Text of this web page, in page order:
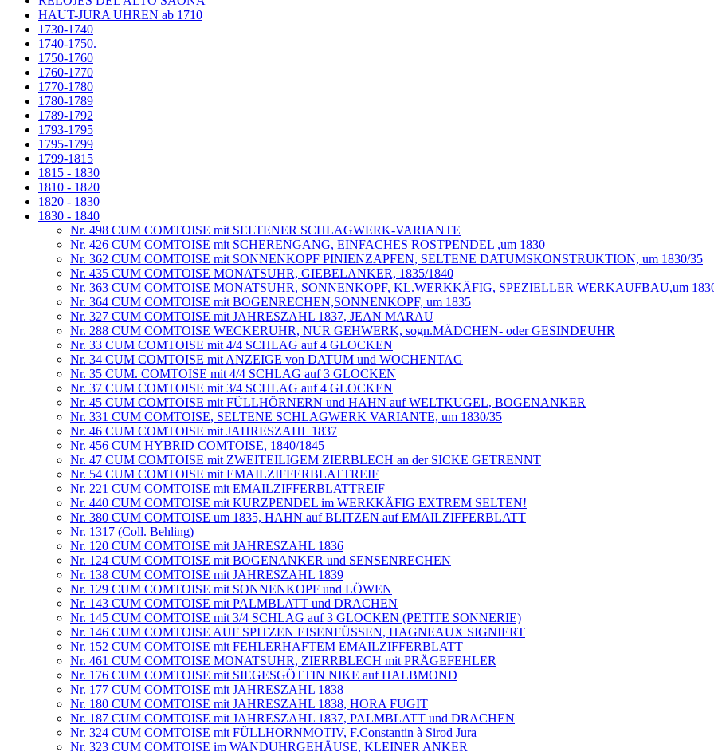
HAUT-JURA UHREN ab 1710
1730-1740
1740-1750.
1750-1760
1760-1770
1770-1780
1780-1789
1789-1792
1793-1795
1795-1799
1799-1815
1815 - 1830
1810 - 1820
1820 - 1830
1830 - 1840
Nr. 498 CUM COMTOISE mit SELTENER SCHLAGWERK-VARIANTE
Nr. 426 CUM COMTOISE mit SCHERENGANG, EINFACHES ROSTPENDEL ,um 1830
Nr. 362 CUM COMTOISE mit SONNENKOPF PINIENZAPFEN, SELTENE DATUMSKONSTRUKTION, um 1830/35
Nr. 435 CUM COMTOISE MONATSUHR, GIEBELANKER, 1835/1840
Nr. 363 CUM COMTOISE MONATSUHR, SONNENKOPF, KL.WERKKÄFIG, SPEZIELLER WERKAUFBAU,um
Nr. 364 CUM COMTOISE mit BOGENRECHEN,SONNENKOPF, um 1835
Nr. 327 CUM COMTOISE mit JAHRESZAHL 1837, JEAN MARAU
Nr. 288 CUM COMTOISE WECKERUHR, NUR GEHWERK, sogn.MÄDCHEN- oder GESINDEUHR
Nr. 33 CUM COMTOISE mit 4/4 SCHLAG auf 4 GLOCKEN
Nr. 34 CUM COMTOISE mit ANZEIGE von DATUM und WOCHENTAG
Nr. 35 CUM. COMTOISE mit 4/4 SCHLAG auf 3 GLOCKEN
Nr. 37 CUM COMTOISE mit 3/4 SCHLAG auf 4 GLOCKEN
Nr. 45 CUM COMTOISE mit FÜLLHÖRNERN und HAHN auf WELTKUGEL, BOGENANKER
Nr. 331 CUM COMTOISE, SELTENE SCHLAGWERK VARIANTE, um 1830/35
Nr. 46 CUM COMTOISE mit JAHRESZAHL 1837
Nr. 456 CUM HYBRID COMTOISE, 1840/1845
Nr. 47 CUM COMTOISE mit ZWEITEILIGEM ZIERBLECH an der SICKE GETRENNT
Nr. 54 CUM COMTOISE mit EMAILZIFFERBLATTREIF
Nr. 221 CUM COMTOISE mit EMAILZIFFERBLATTREIF
Nr. 440 CUM COMTOISE mit KURZPENDEL im WERKKÄFIG EXTREM SELTEN!
Nr. 380 CUM COMTOISE um 1835, HAHN auf BLITZEN auf EMAILZIFFERBLATT
Nr. 1317 (Coll. Behling)
Nr. 120 CUM COMTOISE mit JAHRESZAHL 1836
Nr. 124 CUM COMTOISE mit BOGENANKER und SENSENRECHEN
Nr. 138 CUM COMTOISE mit JAHRESZAHL 1839
Nr. 129 CUM COMTOISE mit SONNENKOPF und LÖWEN
Nr. 143 CUM COMTOISE mit PALMBLATT und DRACHEN
Nr. 145 CUM COMTOISE mit 3/4 SCHLAG auf 3 GLOCKEN (PETITE SONNERIE)
Nr. 146 CUM COMTOISE AUF SPITZEN EISENFÜSSEN, HAGNEAUX SIGNIERT
Nr. 152 CUM COMTOISE mit FEHLERHAFTEM EMAILZIFFERBLATT
Nr. 461 CUM COMTOISE MONATSUHR, ZIERRBLECH mit PRÄGEFEHLER
Nr. 176 CUM COMTOISE mit SIEGESGÖTTIN NIKE auf HALBMOND
Nr. 177 CUM COMTOISE mit JAHRESZAHL 1838
Nr. 180 CUM COMTOISE mit JAHRESZAHL 1838, HORA FUGIT
Nr. 187 CUM COMTOISE mit JAHRESZAHL 1837, PALMBLATT und DRACHEN
Nr. 324 CUM COMTOISE mit FÜLLHORNMOTIV, F.Constantin à Sirod Jura
Nr. 323 CUM COMTOISE im WANDUHRGEHÄUSE, KLEINER ANKER